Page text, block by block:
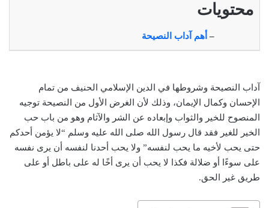
محتويات
– أهم آداب النصيحة
آداب النصيحة وشروطها في الدين الإسلامي الحنيف من تمام
الإحسان وكمال الإيمان، وذلك لأن الغرض الأول من النصيحة توجيه
المنصوح للخير والثواب وإبعاده عن الشر والآثام وهو من باب حب
الخير للغير فقد قال رسول الله صلى الله عليه وسلم “لا يؤمن أحدكم
حتى يحب لأخيه ما يحب لنفسه” ولا يحب أحدنا لنفسه أن يرى نفسه
على سوءًا أو ضلالة فكذا لا يحب أن يرى أخًا له على باطل أو على
طريق غير الحق.